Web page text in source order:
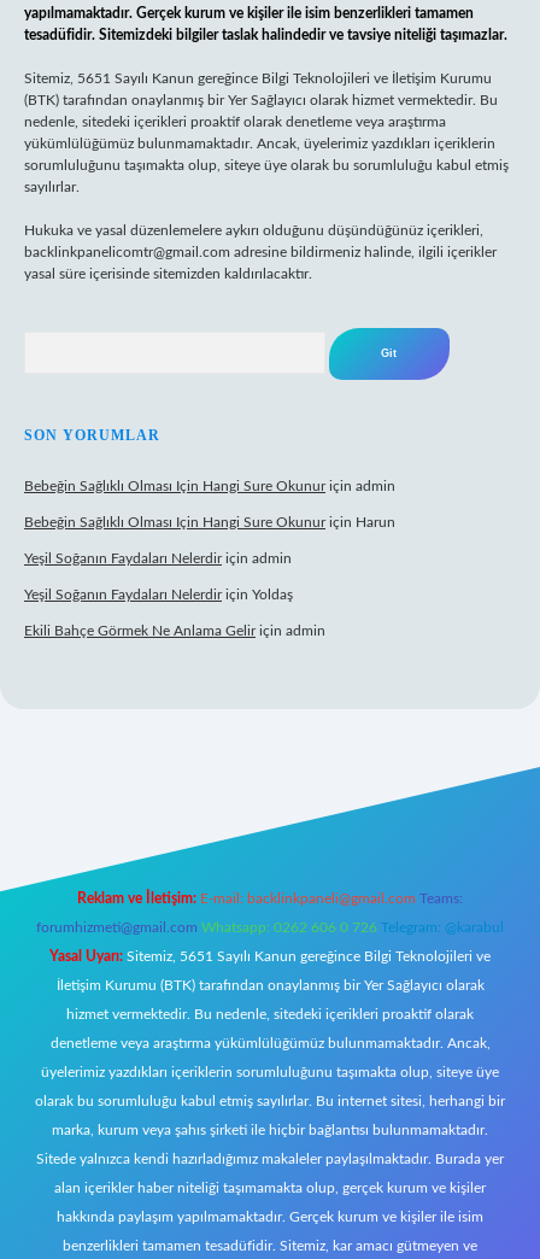
yapılmamaktadır. Gerçek kurum ve kişiler ile isim benzerlikleri tamamen
tesadüfidir. Sitemizdeki bilgiler taslak halindedir ve tavsiye niteliği taşımazlar.
Sitemiz, 5651 Sayılı Kanun gereğince Bilgi Teknolojileri ve İletişim Kurumu
(BTK) tarafından onaylanmış bir Yer Sağlayıcı olarak hizmet vermektedir. Bu
nedenle, sitedeki içerikleri proaktif olarak denetleme veya araştırma
yükümlülüğümüz bulunmamaktadır. Ancak, üyelerimiz yazdıkları içeriklerin
sorumluluğunu taşımakta olup, siteye üye olarak bu sorumluluğu kabul etmiş
sayılırlar.
Hukuka ve yasal düzenlemelere aykırı olduğunu düşündüğünüz içerikleri,
backlinkpanelicomtr@gmail.com adresine bildirmeniz halinde, ilgili içerikler
yasal süre içerisinde sitemizden kaldırılacaktır.
SON YORUMLAR
Bebeğin Sağlıklı Olması Için Hangi Sure Okunuriçin admin
Bebeğin Sağlıklı Olması Için Hangi Sure Okunuriçin Harun
Yeşil Soğanın Faydaları Nelerdiriçin admin
Yeşil Soğanın Faydaları Nelerdiriçin Yoldaş
Ekili Bahçe Görmek Ne Anlama Geliriçin admin
Reklam ve İletişim: E-mail: backlinkpaneli@gmail.com Teams:
forumhizmeti@gmail.com Whatsapp: 0262 606 0 726 Telegram: @karabul
Yasal Uyarı: Sitemiz, 5651 Sayılı Kanun gereğince Bilgi Teknolojileri ve
İletişim Kurumu (BTK) tarafından onaylanmış bir Yer Sağlayıcı olarak
hizmet vermektedir. Bu nedenle, sitedeki içerikleri proaktif olarak
denetleme veya araştırma yükümlülüğümüz bulunmamaktadır. Ancak,
üyelerimiz yazdıkları içeriklerin sorumluluğunu taşımakta olup, siteye üye
olarak bu sorumluluğu kabul etmiş sayılırlar. Bu internet sitesi, herhangi bir
marka, kurum veya şahıs şirketi ile hiçbir bağlantısı bulunmamaktadır.
Sitede yalnızca kendi hazırladığımız makaleler paylaşılmaktadır. Burada yer
alan içerikler haber niteliği taşımamakta olup, gerçek kurum ve kişiler
hakkında paylaşım yapılmamaktadır. Gerçek kurum ve kişiler ile isim
benzerlikleri tamamen tesadüfidir. Sitemiz, kar amacı gütmeyen ve